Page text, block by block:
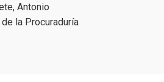
Antonio
la Procuraduría